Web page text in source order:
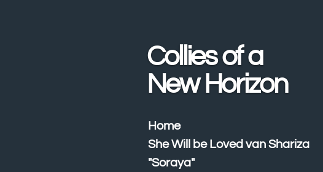
Collies of a
New Horizon
Home
She Will be Loved van Shariza
"Soraya"